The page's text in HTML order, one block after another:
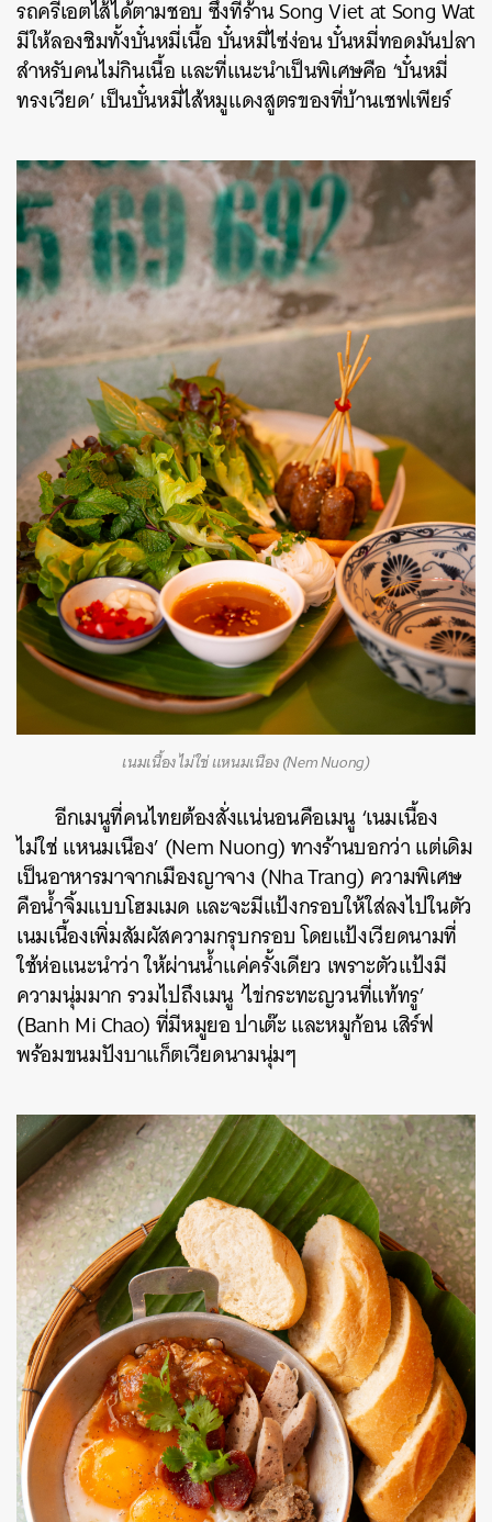
รถครีเอตไส้ได้ตามชอบ ซึ่งที่ร้าน Song Viet at Song Wat
มีให้ลองชิมทั้งบั๋นหมี่เนื้อ บั๋นหมี่ไซ่ง่อน บั๋นหมี่ทอดมันปลา
สำหรับคนไม่กินเนื้อ และที่แนะนำเป็นพิเศษคือ ‘บั๋นหมี่
ทรงเวียด’ เป็นบั๋นหมี่ไส้หมูแดงสูตรของที่บ้านเชฟเพียร์
เนมเนื้อง ไม่ใช่ แหนมเนือง (Nem Nuong)
อีกเมนูที่คนไทยต้องสั่งแน่นอนคือเมนู ‘เนมเนื้อง
ไม่ใช่ แหนมเนือง’ (Nem Nuong) ทางร้านบอกว่า แต่เดิม
เป็นอาหารมาจากเมืองญาจาง (Nha Trang) ความพิเศษ
คือน้ำจิ้มแบบโฮมเมด และจะมีแป้งกรอบให้ใส่ลงไปในตัว
เนมเนื้องเพิ่มสัมผัสความกรุบกรอบ โดยแป้งเวียดนามที่
ใช้ห่อแนะนำว่า ให้ผ่านน้ำแค่ครั้งเดียว เพราะตัวแป้งมี
ความนุ่มมาก รวมไปถึงเมนู ‘ไข่กระทะญวนที่แท้ทรู’
(Banh Mi Chao) ที่มีหมูยอ ปาเต๊ะ และหมูก้อน เสิร์ฟ
พร้อมขนมปังบาแก็ตเวียดนามนุ่มๆ